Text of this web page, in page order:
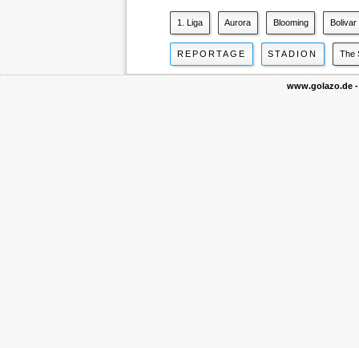
1. Liga Aurora Blooming Bolivar
REPORTAGE STADION The
www.golazo.de